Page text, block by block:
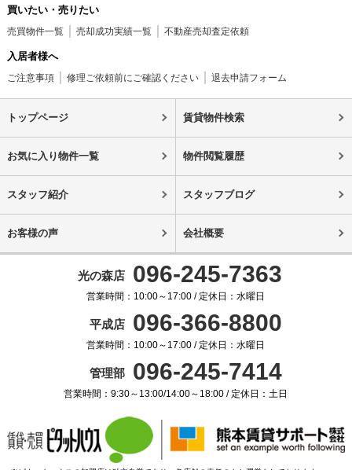
買いたい・売りたい
売買物件一覧 売却成功実績一覧 不動産売却査定依頼
入居者様へ
ご注意事項 修理ご依頼前にご確認ください 退去申請フォーム
トップページ 賃貸物件検索
お気に入り物件一覧 物件閲覧履歴
スタッフ紹介 スタッフブログ
お客様の声 会社概要
光の森店 096-245-7363
営業時間：10:00～17:00 / 定休日：水曜日
平成店 096-366-8800
営業時間：10:00～17:00 / 定休日：水曜日
管理部 096-245-7414
営業時間：9:30～13:00/14:00～18:00 / 定休日：土日